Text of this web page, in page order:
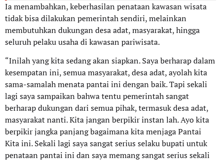
Ia menambahkan, keberhasilan penataan kawasan wisata
tidak bisa dilakukan pemerintah sendiri, melainkan
membutuhkan dukungan desa adat, masyarakat, hingga
seluruh pelaku usaha di kawasan pariwisata.
“Inilah yang kita sedang akan siapkan. Saya berharap dalam
kesempatan ini, semua masyarakat, desa adat, ayolah kita
sama-samalah menata pantai ini dengan baik. Tapi sekali
lagi saya sampaikan bahwa tentu pemerintah sangat
berharap dukungan dari semua pihak, termasuk desa adat,
masyarakat nanti. Kita jangan berpikir instan lah. Ayo kita
berpikir jangka panjang bagaimana kita menjaga Pantai
Kita ini. Sekali lagi saya sangat serius selaku bupati untuk
penataan pantai ini dan saya memang sangat serius sekali